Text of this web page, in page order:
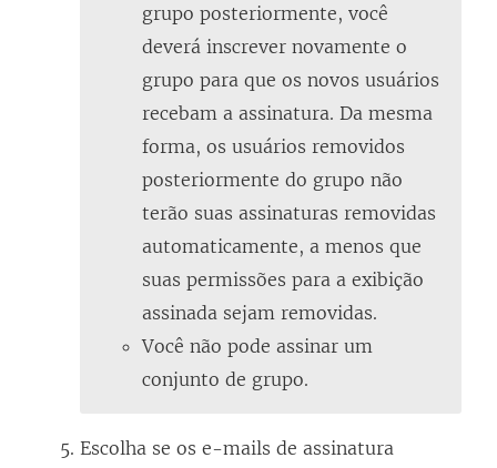
grupo posteriormente, você
deverá inscrever novamente o
grupo para que os novos usuários
recebam a assinatura. Da mesma
forma, os usuários removidos
posteriormente do grupo não
terão suas assinaturas removidas
automaticamente, a menos que
suas permissões para a exibição
assinada sejam removidas.
Você não pode assinar um
conjunto de grupo.
Escolha se os e-mails de assinatura